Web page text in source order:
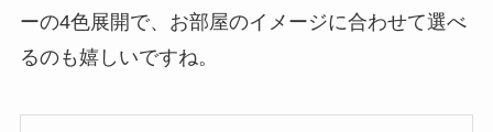
ーの4色展開で、お部屋のイメージに合わせて選べ
るのも嬉しいですね。